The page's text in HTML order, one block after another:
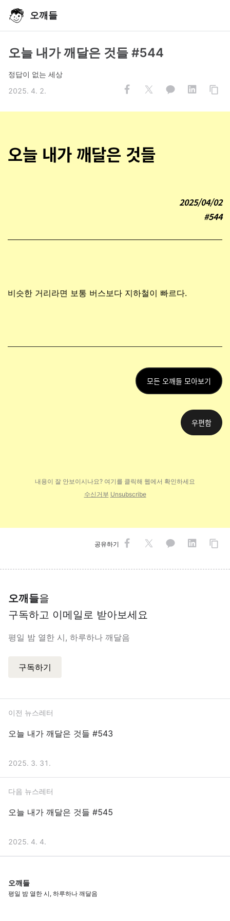
오깨들
오늘 내가 깨달은 것들 #544
정답이 없는 세상
2025. 4. 2.
오늘 내가 깨달은 것들
2025/04/02
#544
비슷한 거리라면 보통 버스보다 지하철이 빠르다.
모든 오깨들 모아보기
우편함
내용이 잘 안보이시나요? 여기를 클릭해 웹에서 확인하세요
수신거부 Unsubscribe
공유하기
오깨들을
구독하고 이메일로 받아보세요
평일 밤 열한 시, 하루하나 깨달음
구독하기
이전 뉴스레터
오늘 내가 깨달은 것들 #543
2025. 3. 31.
다음 뉴스레터
오늘 내가 깨달은 것들 #545
2025. 4. 4.
오깨들
평일 밤 열한 시, 하루하나 깨달음